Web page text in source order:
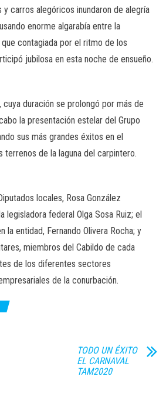
y carros alegóricos inundaron de alegría
enorme algarabía entre la
contagiada por el ritmo de los
jubilosa en esta noche de ensueño.
duración se prolongó por más de
la presentación estelar del Grupo
sus más grandes éxitos en el
terrenos de la laguna del carpintero.
locales, Rosa González
legisladora federal Olga Sosa Ruiz; el
la entidad, Fernando Olivera Rocha; y
miembros del Cabildo de cada
de los diferentes sectores
de la conurbación.
TODO UN ÉXITO
EL CARNAVAL
TAM2020